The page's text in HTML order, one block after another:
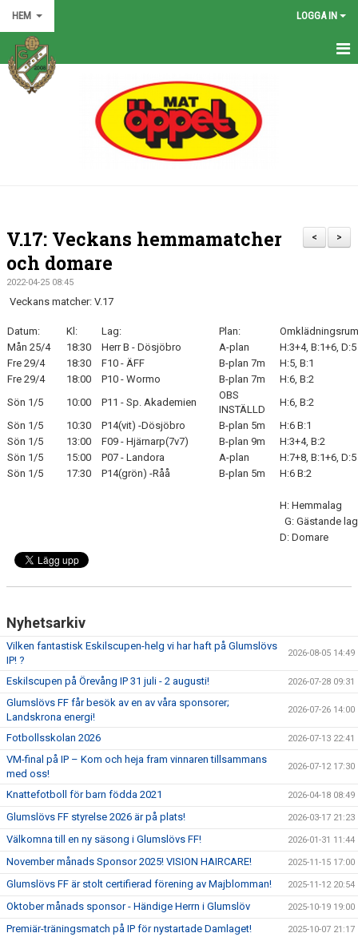
HEM LOGGA IN
HEM
KALENDER
BILDGALLERI
VÅRA LAG
KLÄDKOLLEKTION
FOTBOLLSSKOLAN 2026
>
<
V.17: Veckans hemmamatcher
och domare
2022-04-25 08:45
Veckans matcher: V.17
Datum: Kl: Lag: Plan:
Mån 25/4
18:30 Herr B - Dösjöbro A-plan
H:3+4, B:1+6, D:5
Fre 29/4
18:30 F10 - ÄFF B-plan 7m
H:5, B:1
Fre 29/4
18:00 P10 - Wormo B-plan 7m
H:6, B:2
Sön 1/5
10:00 P11 - Sp. Akademien
OBS
INSTÄLLD
H:6, B:2
Sön 1/5
10:30 P14(vit) -Dösjöbro B-plan 5m
H:6 B:1
Sön 1/5
13:00 F09 - Hjärnarp(7v7) B-plan 9m
H:3+4, B:2
Sön 1/5
15:00 P07 - Landora A-plan
H:7+8, B:1+6, D:5
Sön 1/5
17:30 P14(grön) -Råå B-plan 5m H:6 B:2
H: Hemmalag
G: Gästande lag
D: Domare
Nyhetsarkiv
Vilken fantastisk Eskilscupen-helg vi har haft på Glumslövs
IP! ?
2026-08-05 14:49
Eskilscupen på Örevång IP 31 juli - 2 augusti! 2026-07-28 09:31
Glumslövs FF får besök av en av våra sponsorer;
Landskrona energi!
2026-07-26 14:00
Fotbollsskolan 2026 2026-07-13 22:41
VM-final på IP – Kom och heja fram vinnaren tillsammans
med oss!
2026-07-12 17:30
Knattefotboll för barn födda 2021 2026-04-18 08:49
Glumslövs FF styrelse 2026 är på plats! 2026-03-17 21:23
Välkomna till en ny säsong i Glumslövs FF! 2026-01-31 11:44
November månads Sponsor 2025! VISION HAIRCARE! 2025-11-15 17:00
Glumslövs FF är stolt certifierad förening av Majblomman! 2025-11-12 20:54
Oktober månads sponsor - Händige Herrn i Glumslöv 2025-10-19 19:00
Premiär-träningsmatch på IP för nystartade Damlaget! 2025-10-07 21:17